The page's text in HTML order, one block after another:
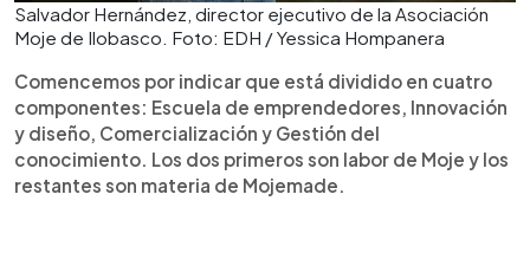
Salvador Hernández, director ejecutivo de la Asociación
Moje de Ilobasco. Foto: EDH / Yessica Hompanera
Comencemos por indicar que está dividido en cuatro
componentes: Escuela de emprendedores, Innovación
y diseño, Comercialización y Gestión del
conocimiento. Los dos primeros son labor de Moje y los
restantes son materia de Mojemade.